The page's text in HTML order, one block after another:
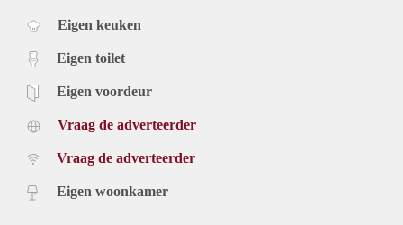
Eigen keuken
Eigen toilet
Eigen voordeur
Vraag de adverteerder
Vraag de adverteerder
Eigen woonkamer